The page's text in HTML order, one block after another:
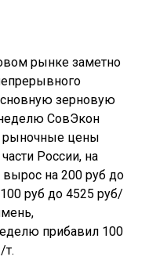
рынке заметно
зерновую
неделю СовЭкон
рыночные цены
России, на
на 200 руб до
руб до 4525 руб/
прибавил 100
т.